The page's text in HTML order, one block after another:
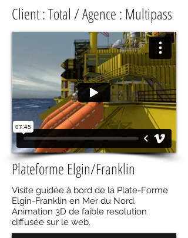
Client : Total / Agence : Multipass
Plateforme Elgin/Franklin
Visite guidée à bord de la Plate-Forme
Elgin-Franklin en Mer du Nord.
Animation 3D de faible resolution
diffusée sur le web.